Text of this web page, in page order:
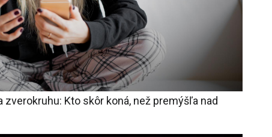
Kto skôr koná, než premýšľa nad